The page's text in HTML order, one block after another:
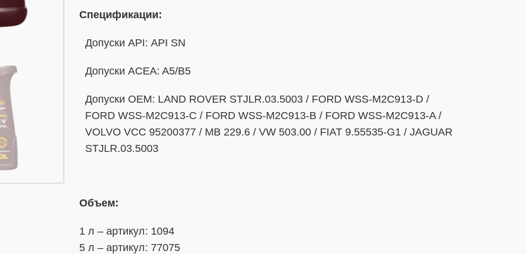
Спецификации:
Допуски API: API SN
Допуски ACEA: A5/B5
Допуски OEM: LAND ROVER STJLR.03.5003 / FORD WSS-M2C913-D /
FORD WSS-M2C913-C / FORD WSS-M2C913-B / FORD WSS-M2C913-A /
VOLVO VCC 95200377 / MB 229.6 / VW 503.00 / FIAT 9.55535-G1 / JAGUAR
STJLR.03.5003
Объем:
1 л – артикул: 1094
5 л – артикул: 77075